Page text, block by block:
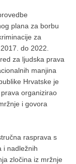
plana za borbu
za
do 2022.
za ljudska prava
manjina
Hrvatske je
organizirao
i govora
rasprava s
i nadležnih
zločina iz mržnje